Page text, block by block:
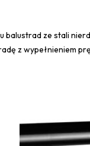
balustrad ze stali
z wypełnieniem